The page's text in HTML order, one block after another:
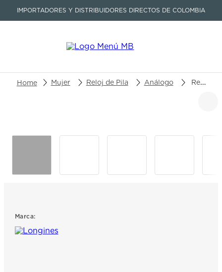
IMPORTADORES Y DISTRIBUIDORES DIRECTOS DE COLOMBIA
Buscar un producto o artículo
Mujer Reloj de Pila Análogo Reloj Longines Primaluna L8.142.4.87.6
Marca:
4.
integral